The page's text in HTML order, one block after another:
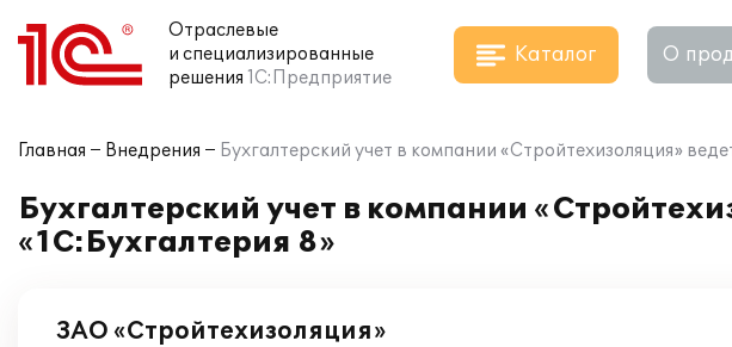
Отраслевые
и специализированные
решения 1С:Предприятие
Каталог О
Главная Внедрения Бухгалтерский учет в компании «Стройтехизоляция»
Бухгалтерский учет в компании
«1С:Бухгалтерия 8»
ЗАО «Стройтехизоляция»